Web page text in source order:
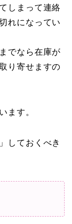
しまって連絡
れになってい
でなら在庫が
り寄せますの
ます。
しておくべき